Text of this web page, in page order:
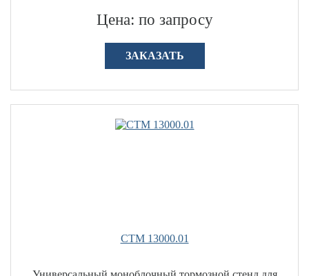
Цена: по запросу
ЗАКАЗАТЬ
СТМ 13000.01